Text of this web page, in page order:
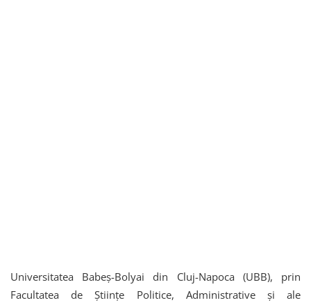
Universitatea Babeș-Bolyai din Cluj-Napoca (UBB), prin
Facultatea de Științe Politice, Administrative și ale